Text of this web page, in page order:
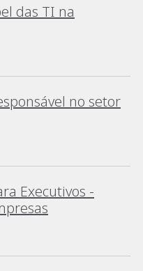
das TI na
no setor
Executivos -